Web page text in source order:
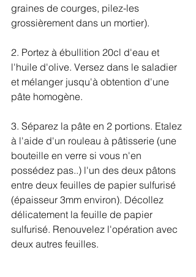
graines de courges, pilez-les
grossièrement dans un mortier).
2. Portez à ébullition 20cl d'eau et
l'huile d'olive. Versez dans le saladier
et mélanger jusqu'à obtention d'une
pâte homogène.
3. Séparez la pâte en 2 portions. Etalez
à l'aide d'un rouleau à pâtisserie (une
bouteille en verre si vous n'en
possédez pas..) l'un des deux pâtons
entre deux feuilles de papier sulfurisé
(épaisseur 3mm environ). Décollez
délicatement la feuille de papier
sulfurisé. Renouvelez l'opération avec
deux autres feuilles.